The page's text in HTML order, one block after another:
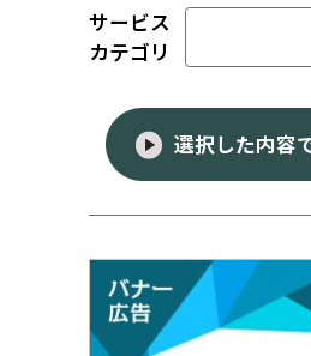
サービス
カテゴリ
選択した内容